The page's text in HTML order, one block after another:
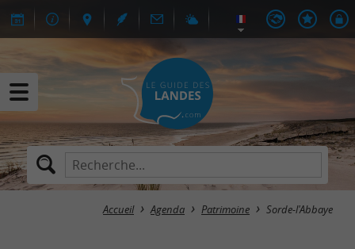
Accueil Agenda Patrimoine Sorde-l'Abbaye